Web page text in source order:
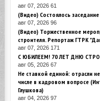
авг 07, 2026 61
(Видео) Состоялось
авг 07, 2026 96
(Видео) Торжественное
строителя. Репортаж ГТРК
авг 07, 2026 171
С ЮБИЛЕЕМ! 70 ЛЕТ ДНЮ
авг 05, 2026 67
Не ставкой единой: отрасли
числе в кадровом вопросе
Глушкова)
авг 04, 2026 97